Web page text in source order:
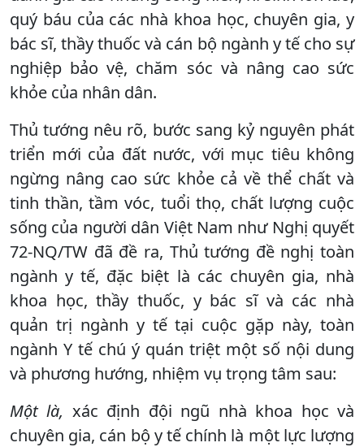
quý báu của các nhà khoa học, chuyên gia, y
bác sĩ, thầy thuốc và cán bộ ngành y tế cho sự
nghiệp bảo vệ, chăm sóc và nâng cao sức
khỏe của nhân dân.
Thủ tướng nêu rõ, bước sang kỷ nguyên phát
triển mới của đất nước, với mục tiêu không
ngừng nâng cao sức khỏe cả về thể chất và
tinh thần, tầm vóc, tuổi thọ, chất lượng cuộc
sống của người dân Việt Nam như Nghị quyết
72-NQ/TW đã đề ra, Thủ tướng đề nghị toàn
ngành y tế, đặc biệt là các chuyên gia, nhà
khoa học, thầy thuốc, y bác sĩ và các nhà
quản trị ngành y tế tại cuộc gặp này, toàn
ngành Y tế chú ý quán triệt một số nội dung
và phương hướng, nhiệm vụ trọng tâm sau:
Một là, xác định đội ngũ nhà khoa học và
chuyên gia, cán bộ y tế chính là một lực lượng